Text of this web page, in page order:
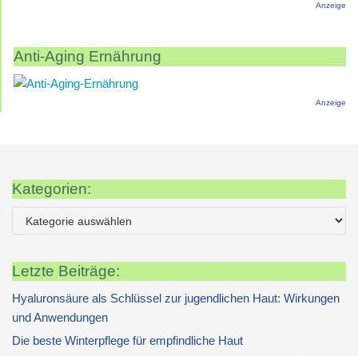
Anzeige
Anti-Aging Ernährung
Anzeige
Kategorien:
Letzte Beiträge:
Hyaluronsäure als Schlüssel zur jugendlichen Haut: Wirkungen
und Anwendungen
Die beste Winterpflege für empfindliche Haut